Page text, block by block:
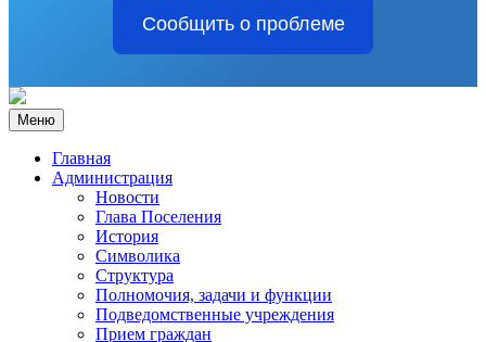
Сообщить о проблеме
Меню
Главная
Администрация
Новости
Глава Поселения
История
Символика
Структура
Полномочия, задачи и функции
Подведомственные учреждения
Прием граждан